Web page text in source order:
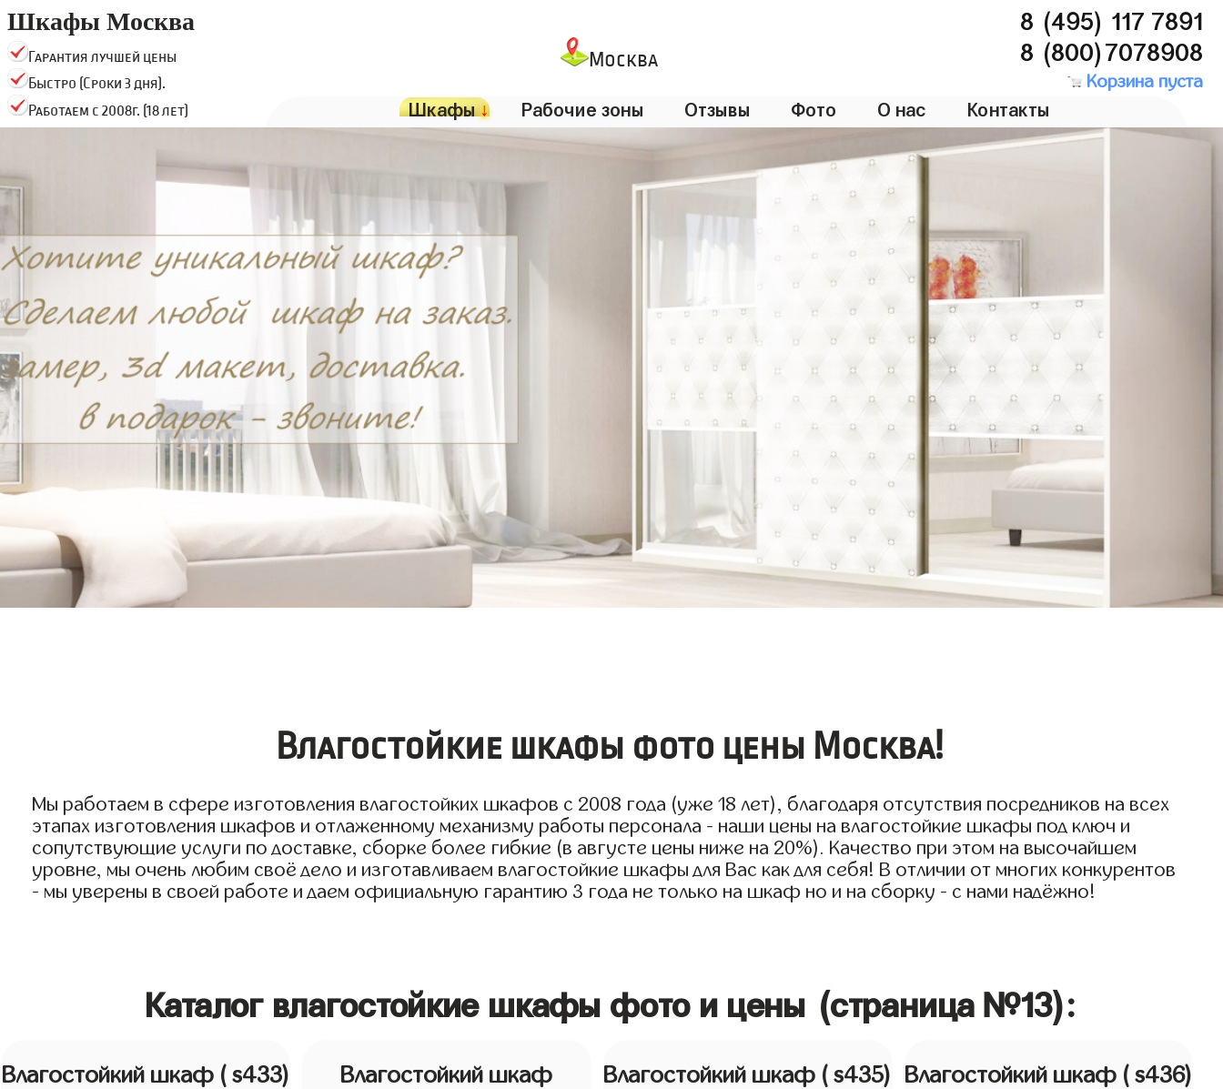
Шкафы Москва
Гарантия лучшей цены
Быстро (Сроки 3 дня).
Работаем с 2008г. (18 лет)
Москва
8 (495) 117 7891
8 (800)7078908
Корзина пуста
Шкафы↓ Рабочие зоны Отзывы Фото О нас Контакты
Влагостойкие шкафы фото цены Москва!
Мы работаем в сфере изготовления влагостойких шкафов с 2008 года (уже 18 лет), благодаря отсутствия посредников на всех
этапах изготовления шкафов и отлаженному механизму работы персонала - наши цены на влагостойкие шкафы под ключ и
сопутствующие услуги по доставке, сборке более гибкие (в августе цены ниже на 20%). Качество при этом на высочайшем
уровне, мы очень любим своё дело и изготавливаем влагостойкие шкафы для Вас как для себя! В отличии от многих конкурентов
- мы уверены в своей работе и даем официальную гарантию 3 года не только на шкаф но и на сборку - с нами надёжно!
Каталог влагостойкие шкафы фото и цены (страница №13):
Влагостойкий шкаф ( s433)
Влагостойкий шкаф
Влагостойкий шкаф ( s435) Влагостойкий шкаф ( s436)